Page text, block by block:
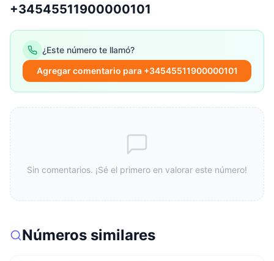
+34545511900000101
¿Este número te llamó?
Agregar comentario para +34545511900000101
Sin comentarios. ¡Sé el primero en valorar este número!
Números similares